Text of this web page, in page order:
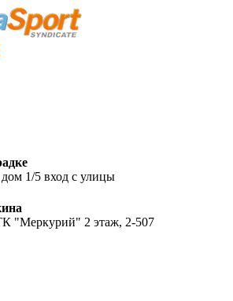
1/5 вход с улицы
"Меркурий" 2 этаж, 2-507